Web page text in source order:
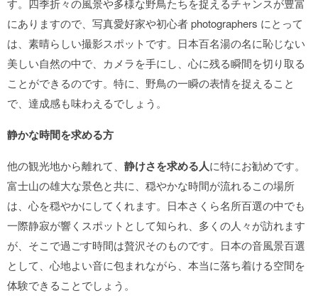
す。四季折々の風景や多様な野鳥たちを捉えるチャンスが豊富
にありますので、写真愛好家や初心者 photographers にとって
は、素晴らしい撮影スポットです。日本百名湯の名に恥じない
美しい自然の中で、カメラを手にし、心に残る瞬間を切り取る
ことができるのです。特に、野鳥の一瞬の表情を捉えること
で、達成感も味わえるでしょう。
静かな時間を求める方
他の観光地から離れて、 静けさを求める人に特にお勧めです。
富士山の雄大な景色と共に、穏やかな時間が流れるこの場所
は、心を穏やかにしてくれます。日本さくら名所百選の中でも
一際静寂が響くスポットとして知られ、多くの人々が訪れます
が、そこで過ごす時間は贅沢そのものです。日本の音風景百選
として、心地よい音に包まれながら、本当に落ち着ける空間を
体験できることでしょう。